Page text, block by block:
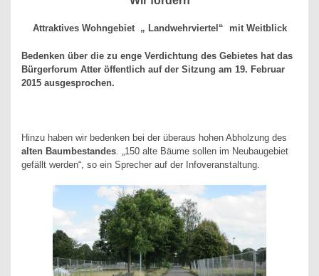
Attraktives Wohngebiet „ Landwehrviertel“ mit Weitblick
Bedenken über die zu enge Verdichtung des Gebietes hat das
Bürgerforum Atter öffentlich auf der Sitzung am 19. Februar
2015 ausgesprochen.
Hinzu haben wir bedenken bei der überaus hohen Abholzung des
alten Baumbestandes . „150 alte Bäume sollen im Neubaugebiet
gefällt werden“, so ein Sprecher auf der Infoveranstaltung.